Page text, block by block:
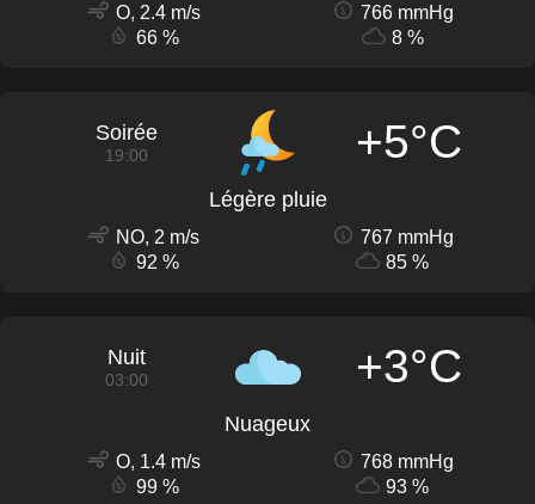
O, 2.4 m/s
766 mmHg
66 %
8 %
Soirée
19:00 +5°C
Légère pluie
NO, 2 m/s
767 mmHg
92 %
85 %
Nuit
03:00 +3°C
Nuageux
O, 1.4 m/s
768 mmHg
99 %
93 %